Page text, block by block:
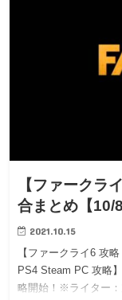
【ファークラ
合まとめ【10/
2021.10.15
【ファークライ6 攻
PS4 Steam PC 攻略
略開始！※ライター